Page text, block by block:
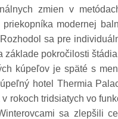
zmien v
modernej
sa pre
pokročilosti
kúpeľov je späté s
hotel Thermia
rokoch tridsiatych vo
sa zlepšili